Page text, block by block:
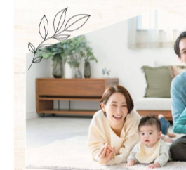
壁・天井・床下の断熱材追加、
ムなどが有効です。これにより、
くくなり、エアコンの稼働時間や
ため、結果的に光熱費が下がりま
成功のポイントは、家全体の断
ンニングと、補助金を活用した
に専門家による断熱診断を受け、
と補助金活用法を確認しましょう